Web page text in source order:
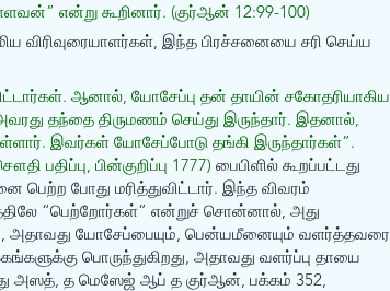
என்று கூறினார். (குர்ஆன் 12:99-100)
இந்த பிரச்சனையை சரி செய்ய
ஆனால், யோசேப்பு தன் தாயின் சகோதரியாகிய
தந்தை திருமணம் செய்து இருந்தார். இதனால்,
இவர்கள் யோசேப்போடு தங்கி இருந்தார்கள்”.
பதிப்பு, பின்குறிப்பு 1777) பைபிளில் கூறப்பட்டது
போது மரித்துவிட்டார். இந்த விவரம்
“பெற்றோர்கள்” என்றுச் சொன்னால், அது
அதாவது யோசேப்பையும், பென்யமீனையும் வளர்த்தவரை
பொருந்துகிறது, அதாவது வளர்ப்பு தாயை
அஸத், த மெஸேஜ் ஆப் த குர்ஆன், பக்கம் 352,